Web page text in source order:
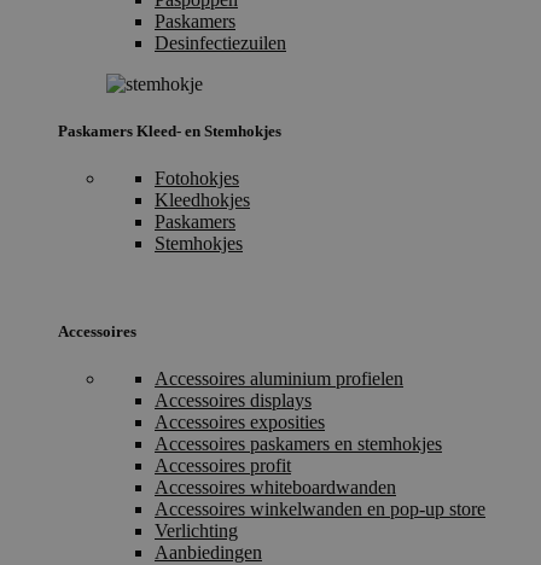
Paskamers
Desinfectiezuilen
Paskamers Kleed- en Stemhokjes
Fotohokjes
Kleedhokjes
Paskamers
Stemhokjes
Accessoires
Accessoires aluminium profielen
Accessoires displays
Accessoires exposities
Accessoires paskamers en stemhokjes
Accessoires profit
Accessoires whiteboardwanden
Accessoires winkelwanden en pop-up store
Verlichting
Aanbiedingen